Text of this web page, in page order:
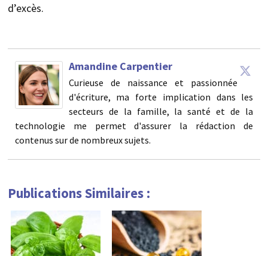
d’excès.
Amandine Carpentier
Curieuse de naissance et passionnée
d'écriture, ma forte implication dans les
secteurs de la famille, la santé et de la
technologie me permet d'assurer la rédaction de
contenus sur de nombreux sujets.
Publications Similaires :